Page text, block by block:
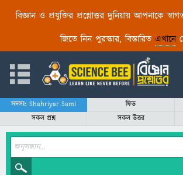
বিজ্ঞান ও প্রযুক্তির প্রশ্নোত্তর দুনিয়ায় আপনাকে
জিতে নিন পুরস্কার, বিস্তারিত এখানে
সদস্যঃ Shahriyar Sami ফিড
সকল প্রশ্ন
সকল উত্তর